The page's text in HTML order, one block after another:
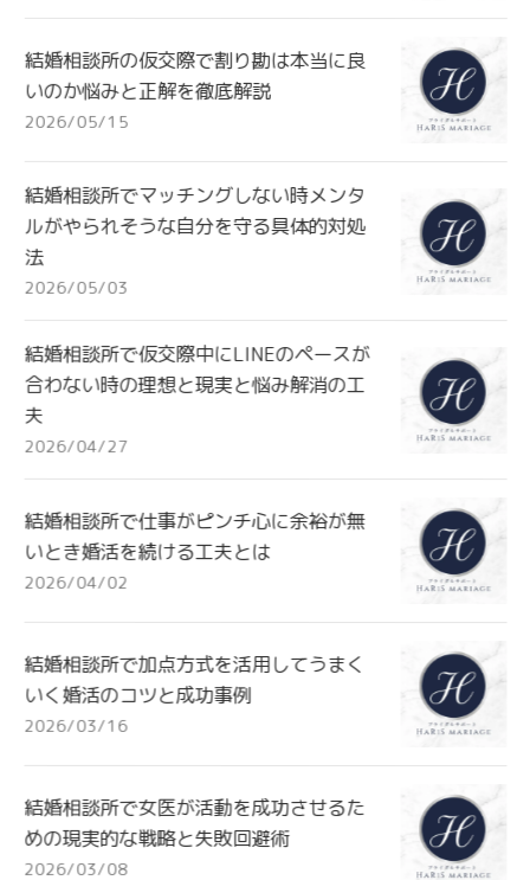
結婚相談所の仮交際で割り勘は本当に良
いのか悩みと正解を徹底解説
2026/05/15
結婚相談所でマッチングしない時メンタ
ルがやられそうな自分を守る具体的対処
法
2026/05/03
結婚相談所で仮交際中にLINEのペースが
合わない時の理想と現実と悩み解消の工
夫
2026/04/27
結婚相談所で仕事がピンチ心に余裕が無
いとき婚活を続ける工夫とは
2026/04/02
結婚相談所で加点方式を活用してうまく
いく婚活のコツと成功事例
2026/03/16
結婚相談所で女医が活動を成功させるた
めの現実的な戦略と失敗回避術
2026/03/08